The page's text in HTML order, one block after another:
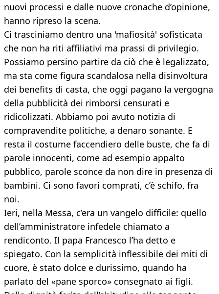
nuovi pro­cessi e dalle nuove cronache d’opinione,
hanno ripreso la scena.
Ci trasciniamo den­tro una 'mafiosità' sofisticata
che non ha ri­ti affiliativi ma prassi di privilegio.
Possiamo persino partire da ciò che è legalizzato,
ma sta come figura scandalosa nella disinvol­tura
dei benefits di casta, che oggi pagano la vergogna
della pubblicità dei rimborsi cen­surati e
ridicolizzati. Abbiamo poi avuto no­tizia di
compravendite politiche, a denaro sonante. E
resta il costume faccendiero del­le buste, che fa di
parole innocenti, come ad esempio appalto
pubblico, parole scon­ce da non dire in presenza di
bambini. Ci so­no favori comprati, c’è schifo, fra
noi.
Ieri, nella Messa, c’era un vangelo difficile: quello
dell’amministratore infedele chia­mato a
rendiconto. Il papa Francesco l’ha detto e
spiegato. Con la semplicità inflessi­bile dei miti di
cuore, è stato dolce e duris­simo, quando ha
parlato del «pane sporco» consegnato ai figli.